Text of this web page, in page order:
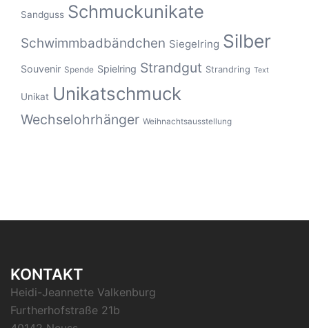
Sandguss Schmuckunikate
Schwimmbadbändchen Siegelring Silber
Souvenir Spende Spielring Strandgut Strandring Text
Unikat Unikatschmuck
Wechselohrhänger Weihnachtsausstellung
KONTAKT
Heidi-Jeannette Valkenburg
Furtherhofstraße 21b